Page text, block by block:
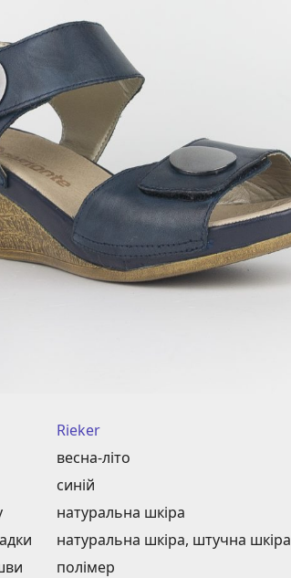
Rieker
весна-літо
синій
натуральна шкіра
натуральна шкіра, штучна шкіра
полімер